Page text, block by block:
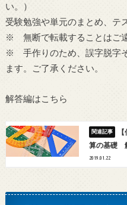
い。）
受験勉強や単元のまとめ、テ
※ 無断で転載することはご遠
※ 手作りのため、誤字脱字
ます。ご了承ください。
解答編はこちら
算の基礎
2019.01.22